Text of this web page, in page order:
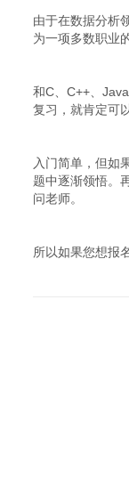
由于在数据分析
为一项多数职业
和C、C++、
复习，就肯定可
入门简单，但如
题中逐渐领悟。
问老师。
所以如果您想报